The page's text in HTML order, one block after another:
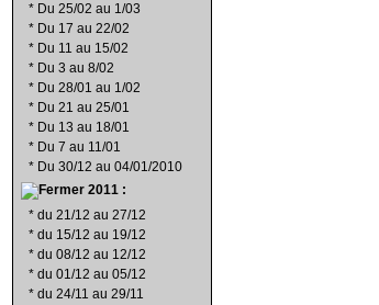
* Du 25/02 au 1/03
* Du 17 au 22/02
* Du 11 au 15/02
* Du 3 au 8/02
* Du 28/01 au 1/02
* Du 21 au 25/01
* Du 13 au 18/01
* Du 7 au 11/01
* Du 30/12 au 04/01/2010
2011 :
* du 21/12 au 27/12
* du 15/12 au 19/12
* du 08/12 au 12/12
* du 01/12 au 05/12
* du 24/11 au 29/11